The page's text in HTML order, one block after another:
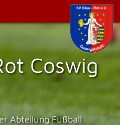
Coswig
Abteilung Fußball